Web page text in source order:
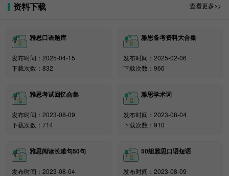
90、 letter of recommendation 推荐信;letter of
资料下载 查看更多>>
雅思口语题库
发布时间：2025-04-15
下载次数：832
雅思备考资料大合集
发布时间：2025-02-06
下载次数：966
雅思考试回忆合集
发布时间：2023-08-09
下载次数：714
雅思学术词
发布时间：2023-08-04
下载次数：910
雅思阅读长难句50句
发布时间：2023-08-04
50组雅思口语短语
发布时间：2023-08-09